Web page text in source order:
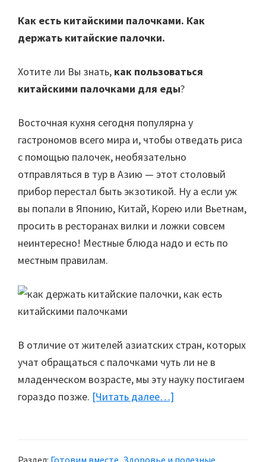
Как есть китайскими палочками. Как
держать китайские палочки.
Хотите ли Вы знать, как пользоваться
китайскими палочками для еды?
Восточная кухня сегодня популярна у
гастрономов всего мира и, чтобы отведать риса
с помощью палочек, необязательно
отправляться в тур в Азию — этот столовый
прибор перестал быть экзотикой. Ну а если уж
вы попали в Японию, Китай, Корею или Вьетнам,
просить в ресторанах вилки и ложки совсем
неинтересно! Местные блюда надо и есть по
местным правилам.
В отличие от жителей азиатских стран, которых
учат обращаться с палочками чуть ли не в
младенческом возрасте, мы эту науку постигаем
гораздо позже. [Читать далее…]
Раздел: Готовим вместе, Здоровье и полезные